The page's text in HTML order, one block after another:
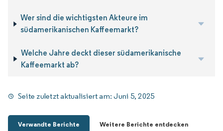
Wer sind die wichtigsten Akteure im
südamerikanischen Kaffeemarkt?
Welche Jahre deckt dieser südamerikanische
Kaffeemarkt ab?
Seite zuletzt aktualisiert am:Juni 5, 2025
Verwandte Berichte Weitere Berichte entdecken